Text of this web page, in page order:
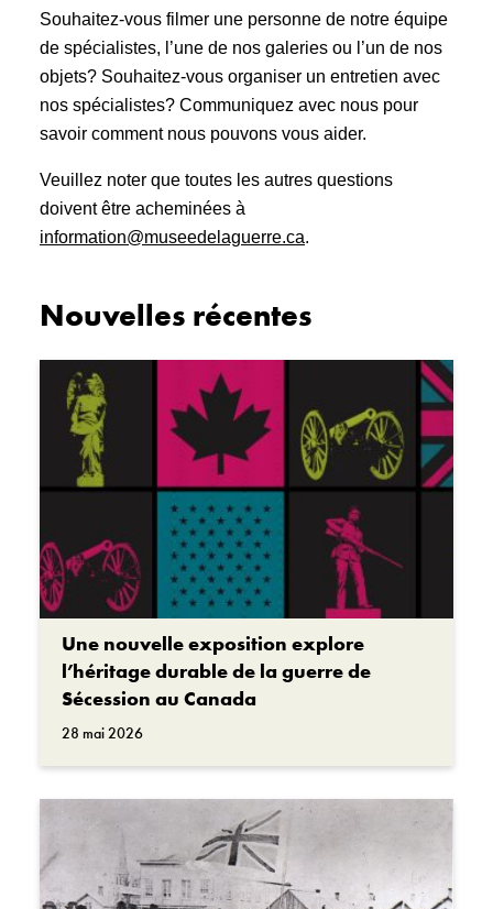
Souhaitez-vous filmer une personne de notre équipe
de spécialistes, l’une de nos galeries ou l’un de nos
objets? Souhaitez-vous organiser un entretien avec
nos spécialistes? Communiquez avec nous pour
savoir comment nous pouvons vous aider.
Veuillez noter que toutes les autres questions
doivent être acheminées à
information@museedelaguerre.ca.
Nouvelles récentes
Une nouvelle exposition explore
l’héritage durable de la guerre de
Sécession au Canada
28 mai 2026